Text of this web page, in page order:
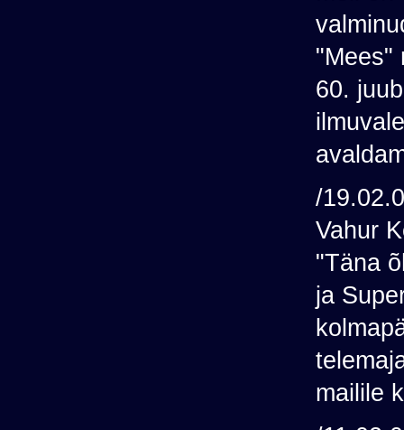
"Mees"
60.
/
Vahur
"Täna
ja
mailile